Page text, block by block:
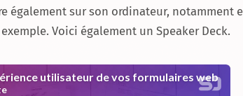
également sur son ordinateur, notamment
Voici également un Speaker Deck.